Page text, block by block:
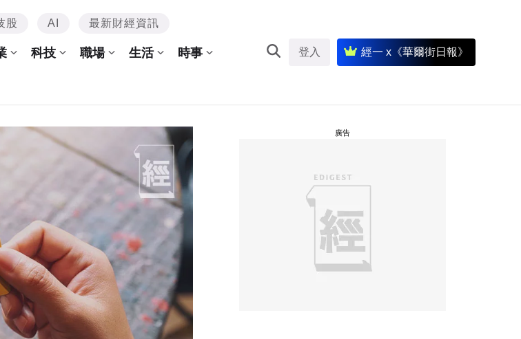
股 AI 最新財經資訊
科技 職場 生活 時事 登入 經一 x《華爾街日報》
廣告